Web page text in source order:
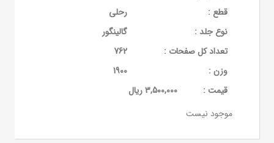
قطع :
رحلی
نوع جلد :
گالینگور
تعداد کل صفحات :
762
وزن :
1900
قيمت :
3,500,000 ریال
موجود نیست